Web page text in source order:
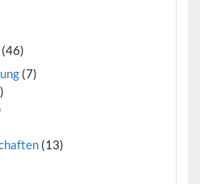
(46)
(7)
(13)